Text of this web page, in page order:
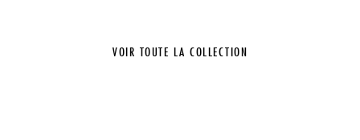
VOIR TOUTE LA COLLECTION